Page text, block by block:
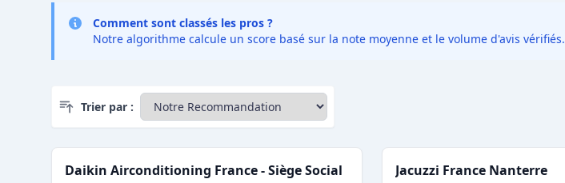
Comment sont classés les pros ?
Notre algorithme calcule un score basé sur la note moyenne et le volume d'avis vérifiés.
Trier par :
Daikin Airconditioning France - Siège Social Jacuzzi France Nanterre